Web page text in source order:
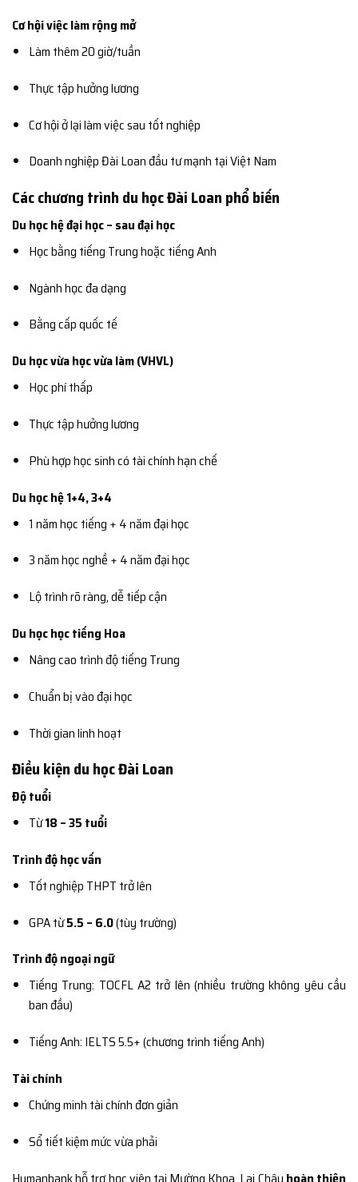
Cơ hội việc làm rộng mở
Làm thêm 20 giờ/tuần
Thực tập hưởng lương
Cơ hội ở lại làm việc sau tốt nghiệp
Doanh nghiệp Đài Loan đầu tư mạnh tại Việt Nam
Các chương trình du học Đài Loan phổ biến
Du học hệ đại học – sau đại học
Học bằng tiếng Trung hoặc tiếng Anh
Ngành học đa dạng
Bằng cấp quốc tế
Du học vừa học vừa làm (VHVL)
Học phí thấp
Thực tập hưởng lương
Phù hợp học sinh có tài chính hạn chế
Du học hệ 1+4, 3+4
1 năm học tiếng + 4 năm đại học
3 năm học nghề + 4 năm đại học
Lộ trình rõ ràng, dễ tiếp cận
Du học học tiếng Hoa
Nâng cao trình độ tiếng Trung
Chuẩn bị vào đại học
Thời gian linh hoạt
Điều kiện du học Đài Loan
Độ tuổi
Từ18 – 35 tuổi
Trình độ học vấn
Tốt nghiệp THPT trở lên
GPA từ5.5 – 6.0(tùy trường)
Trình độ ngoại ngữ
Tiếng Trung: TOCFL A2 trở lên (nhiều trường không yêu cầu
ban đầu)
Tiếng Anh: IELTS 5.5+ (chương trình tiếng Anh)
Tài chính
Chứng minh tài chính đơn giản
Sổ tiết kiệm mức vừa phải